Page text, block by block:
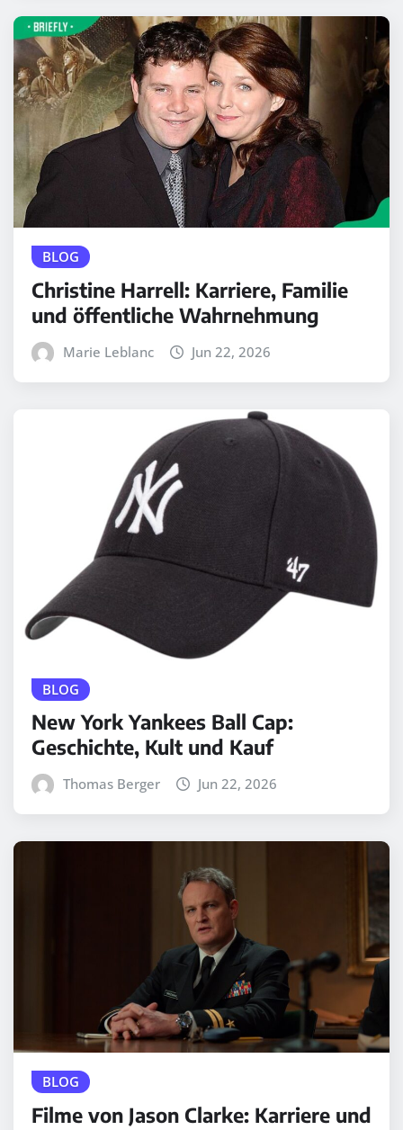
BLOG
Christine Harrell: Karriere, Familie
und öffentliche Wahrnehmung
Marie Leblanc Jun 22, 2026
BLOG
New York Yankees Ball Cap:
Geschichte, Kult und Kauf
Thomas Berger Jun 22, 2026
BLOG
Filme von Jason Clarke: Karriere und